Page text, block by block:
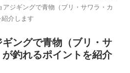
アジギングで青物（ブリ・サワラ・カ
介します
ングで青物（ブリ・サ
釣れるポイントを紹介